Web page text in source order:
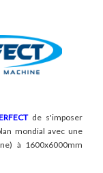
de s'imposer
mondial avec une
à 1600x6000mm